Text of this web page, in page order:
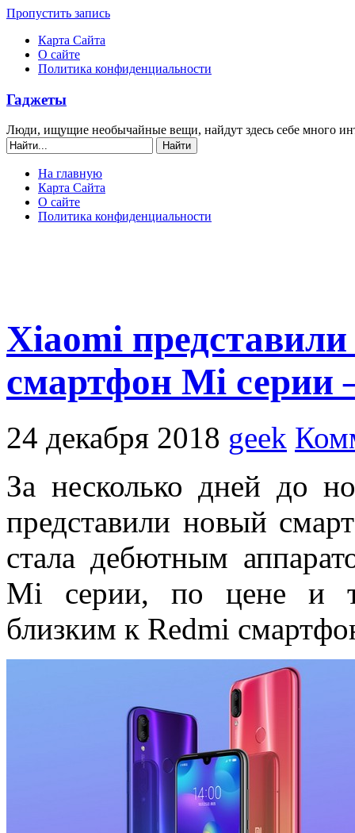
Пропустить запись
Карта Сайта
О сайте
Политика конфиденциальности
Гаджеты
Люди, ищущие необычайные вещи, найдут здесь себе много
На главную
Карта Сайта
О сайте
Политика конфиденциальности
Xiaomi
смартфон Mi
24 декабря 2018 geek
За несколько дней до
представили новый
стала дебютным
Mi серии, по цене и
близким к Redmi